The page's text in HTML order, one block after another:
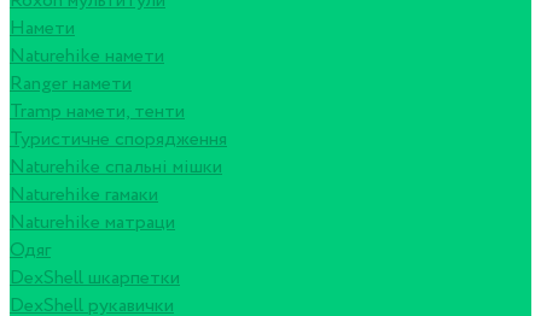
Намети
Naturehike намети
Ranger намети
Tramp намети, тенти
Туристичне спорядження
Naturehike спальні мішки
Naturehike гамаки
Naturehike матраци
Одяг
DexShell шкарпетки
DexShell рукавички